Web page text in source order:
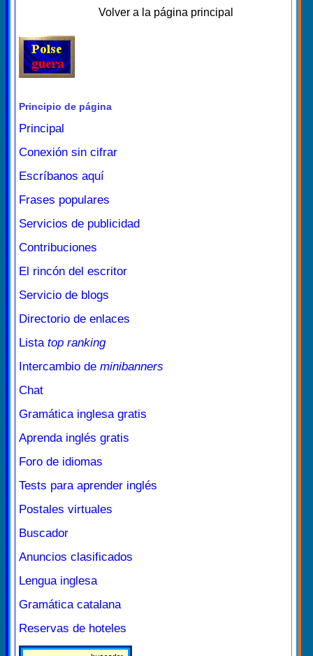
Volver a la página principal
Principio de página
Principal
Conexión sin cifrar
Escríbanos aquí
Frases populares
Servicios de publicidad
Contribuciones
El rincón del escritor
Servicio de blogs
Directorio de enlaces
Lista top ranking
Intercambio de minibanners
Chat
Gramática inglesa gratis
Aprenda inglés gratis
Foro de idiomas
Tests para aprender inglés
Postales virtuales
Buscador
Anuncios clasificados
Lengua inglesa
Gramática catalana
Reservas de hoteles